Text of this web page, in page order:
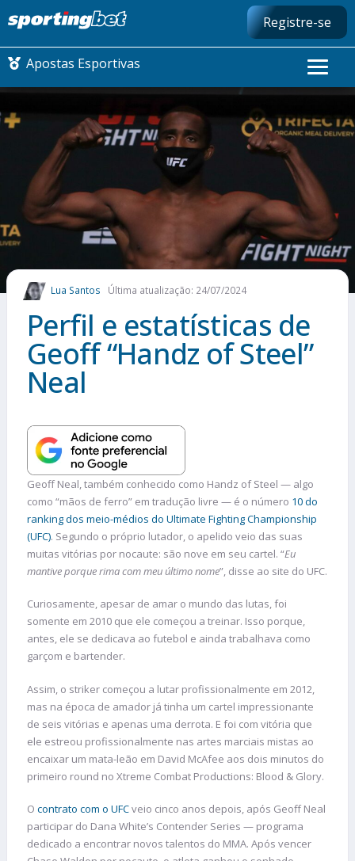
Registre-se
Apostas Esportivas
CONMEBOL LIBERTADORES
FUTEBOL NACIONAL
FUTEBOL INTERNACIONAL
COMO APOSTAR
MAIS ESPORTES
Lua Santos Última atualização: 24/07/2024
Perfil e estatísticas de
Geoff “Handz of Steel”
Neal
Geoff Neal, também conhecido como Handz of Steel — algo
como “mãos de ferro” em tradução livre — é o número 10 do
ranking dos meio-médios do Ultimate Fighting Championship
(UFC). Segundo o próprio lutador, o apelido veio das suas
muitas vitórias por nocaute: são nove em seu cartel. “Eu
mantive porque rima com meu último nome”, disse ao site do UFC.
Curiosamente, apesar de amar o mundo das lutas, foi
somente em 2010 que ele começou a treinar. Isso porque,
antes, ele se dedicava ao futebol e ainda trabalhava como
garçom e bartender.
Assim, o striker começou a lutar profissionalmente em 2012,
mas na época de amador já tinha um cartel impressionante
de seis vitórias e apenas uma derrota. E foi com vitória que
ele estreou profissionalmente nas artes marciais mistas ao
encaixar um mata-leão em David McAfee aos dois minutos do
primeiro round no Xtreme Combat Productions: Blood & Glory.
O contrato com o UFCveio cinco anos depois, após Geoff Neal
participar do Dana White’s Contender Series — programa
dedicado a encontrar novos talentos do MMA. Após vencer